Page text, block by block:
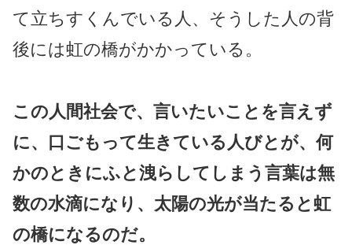
て立ちすくんでいる人、そうした人の背
後には虹の橋がかかっている。
この人間社会で、言いたいことを言えず
に、口ごもって生きている人びとが、何
かのときにふと洩らしてしまう言葉は無
数の水滴になり、太陽の光が当たると虹
の橋になるのだ。